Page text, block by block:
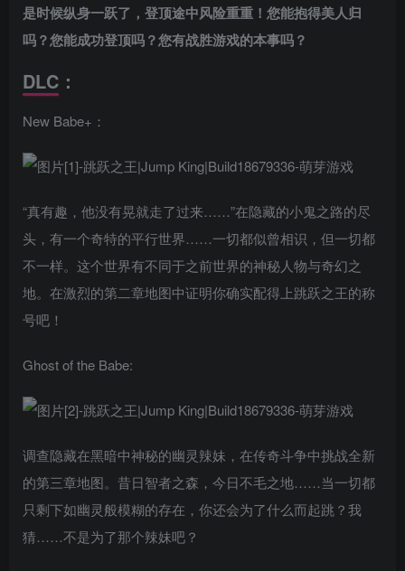
是时候纵身一跃了，登顶途中风险重重！您能抱得美人归
吗？您能成功登顶吗？您有战胜游戏的本事吗？
DLC：
New Babe+：
“真有趣，他没有晃就走了过来……”在隐藏的小鬼之路的尽
头，有一个奇特的平行世界……一切都似曾相识，但一切都
不一样。这个世界有不同于之前世界的神秘人物与奇幻之
地。在激烈的第二章地图中证明你确实配得上跳跃之王的称
号吧！
Ghost of the Babe:
调查隐藏在黑暗中神秘的幽灵辣妹，在传奇斗争中挑战全新
的第三章地图。昔日智者之森，今日不毛之地……当一切都
只剩下如幽灵般模糊的存在，你还会为了什么而起跳？我
猜……不是为了那个辣妹吧？